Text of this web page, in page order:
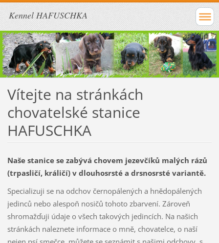
Kennel HAFUSCHKA
Vítejte na stránkách
chovatelské stanice
HAFUSCHKA
Naše stanice se zabývá chovem jezevčíků malých rázů
(trpasličí, králičí) v dlouhosrsté a drsnosrsté variantě.
Specializuji se na odchov černopálených a hnědopálených
jedinců nebo alespoň nosičů tohoto zbarvení. Zároveň
shromažďuji údaje o všech takových jedincích. Na našich
stránkách naleznete informace o mně, chovatelce, o naší